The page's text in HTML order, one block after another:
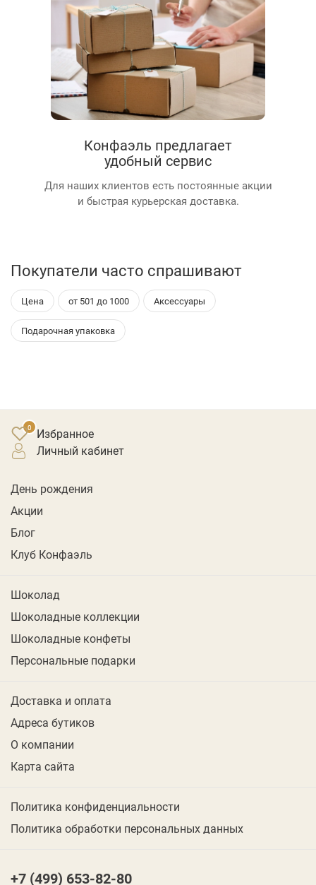
Конфаэль предлагает
удобный сервис
Для наших клиентов есть постоянные акции
и быстрая курьерская доставка.
Покупатели часто спрашивают
Цена от 501 до 1000 Аксессуары
Подарочная упаковка
Избранное
личный кабинет
День рождения
Акции
Блог
Клуб Конфаэль
Шоколад
Шоколадные коллекции
Шоколадные конфеты
Персональные подарки
Доставка и оплата
Адреса бутиков
О компании
Карта сайта
Политика конфиденциальности
Политика обработки персональных данных
+7 (499) 653-82-80